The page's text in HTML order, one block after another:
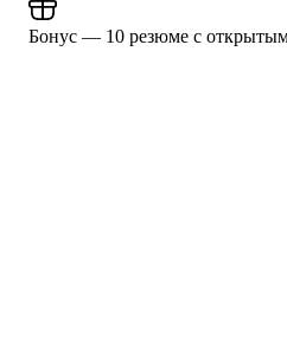
Бонус — 10 резюме с